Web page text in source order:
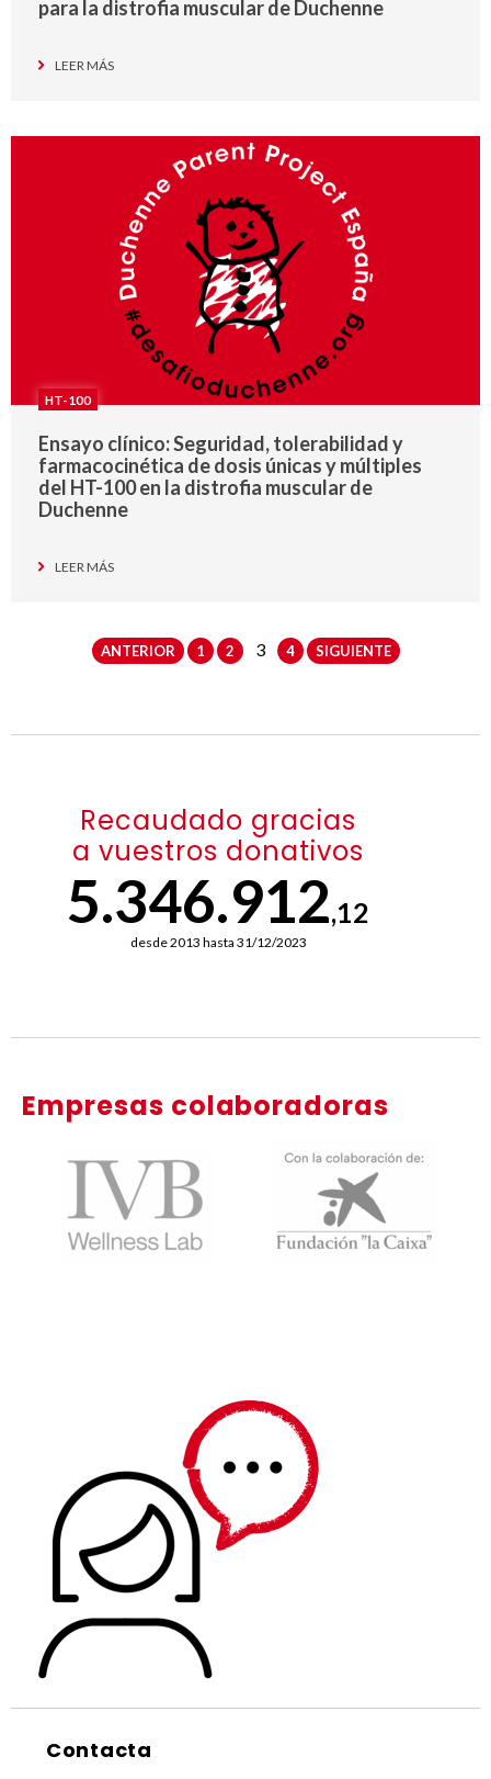
para la distrofia muscular de Duchenne
LEER MÁS
HT-100
Ensayo clínico: Seguridad, tolerabilidad y
farmacocinética de dosis únicas y múltiples
del HT-100 en la distrofia muscular de
Duchenne
LEER MÁS
ANTERIOR 1 2 3 4 SIGUIENTE
Recaudado gracias
a vuestros donativos
5.346.912,12
desde 2013 hasta 31/12/2023
Empresas colaboradoras
Contacta